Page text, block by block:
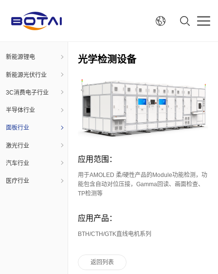
新能源锂电
新能源光伏行业
3C消费电子行业
半导体行业
面板行业
激光行业
汽车行业
医疗行业
光学检测设备
应用范围：
用于AMOLED 柔/硬性产品的Module功能检测，功
能包含自动对位压接，Gamma回读、画面检查、
TP检测等
应用产品：
BTH/CTH/GTK直线电机系列
返回列表